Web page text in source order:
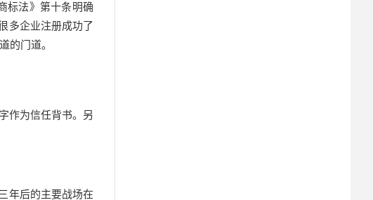
标法》第十条明确
多企业注册成功了
的门道。
作为信任背书。另
年后的主要战场在